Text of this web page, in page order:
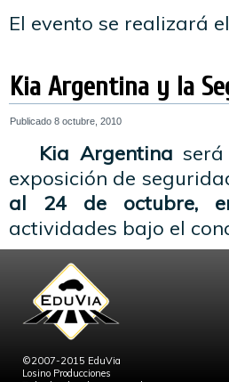
El evento se realizará
Kia Argentina y la
Publicado 8 octubre, 2010
Kia Argentina
exposición de
al 24 de octubre,
actividades bajo el
©2007-2015 EduVia
Losino Producciones